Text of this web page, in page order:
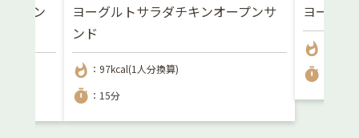
ディン
ヨーグルトサラダチキンオープンサ
ンド
whatshot ：97kcal(1人分換算)
timer ：15分
ヨーグ
whatshot
timer